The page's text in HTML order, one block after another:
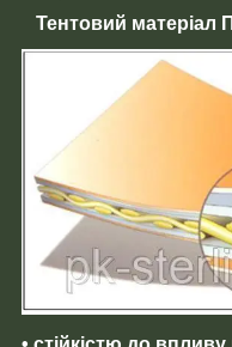
Тентовий матеріал